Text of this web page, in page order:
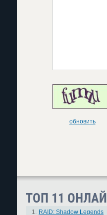
обновить
ТОП 11
1. RAID: Shadow Legends